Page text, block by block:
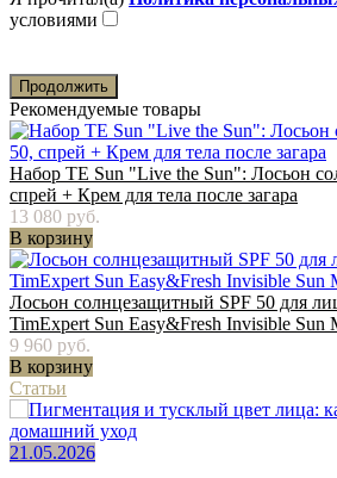
условиями
Продолжить
Рекомендуемые товары
Набор TE Sun "Live the Sun": Лосьон
спрей + Крем для тела после загара
13 080 руб.
В корзину
Лосьон солнцезащитный SPF 50 для
TimExpert Sun Easy&Fresh Invisible Sun
9 960 руб.
В корзину
Статьи
21.05.2026